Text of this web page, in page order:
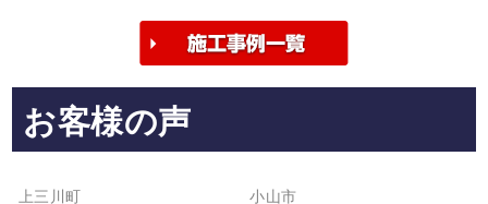
お客様の声
上三川町 小山市